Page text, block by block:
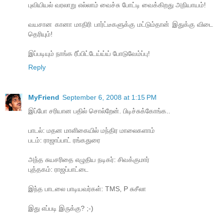
புவியியல் வரலாறு எல்லாம் வைச்சு போட்டி வைக்கிறது அநியாயம்!
வயசான கானா மாதிரி பார்ட்டீகளுக்கு மட்டும்தான் இதுக்கு விடை
தெரியும்!
இப்படியும் நாங்க ரீப்பிட்டேய்ய்ய் போடுவேம்ப்பு!
Reply
MyFriend September 6, 2008 at 1:15 PM
இப்போ சரியான பதில் சொல்றேன். பிடிச்சுக்கோங்க..
பாடல்: மதன மாளிகையில் மந்திர மாலைகளாம்
படம்: ராஜாப்பாட் ரங்கதுரை
அந்த சுயசரிதை எழுதிய நடிகர்: சிவக்குமார்
புத்தகம்: ராஜப்பாட்டை
இந்த பாடலை பாடியவர்கள்: TMS, P சுசீலா
இது எப்படி இருக்கு? ;-)